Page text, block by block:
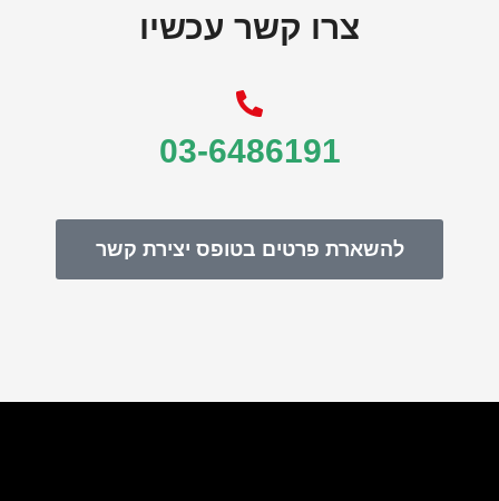
צרו קשר עכשיו
03-6486191
להשארת פרטים בטופס יצירת קשר